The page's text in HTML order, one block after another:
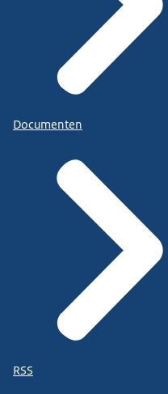
Documenten
RSS